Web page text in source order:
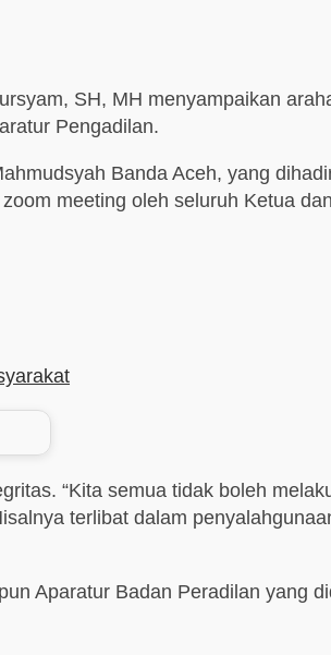
SH, MH menyampaikan
Pengadilan.
Banda Aceh, yang
meeting oleh seluruh Ketua
“Kita semua tidak boleh
terlibat dalam
Aparatur Badan Peradilan yang